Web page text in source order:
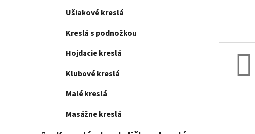
Ušiakové kreslá
Kreslá s podnožkou
Hojdacie kreslá
Klubové kreslá
Malé kreslá
Masážne kreslá